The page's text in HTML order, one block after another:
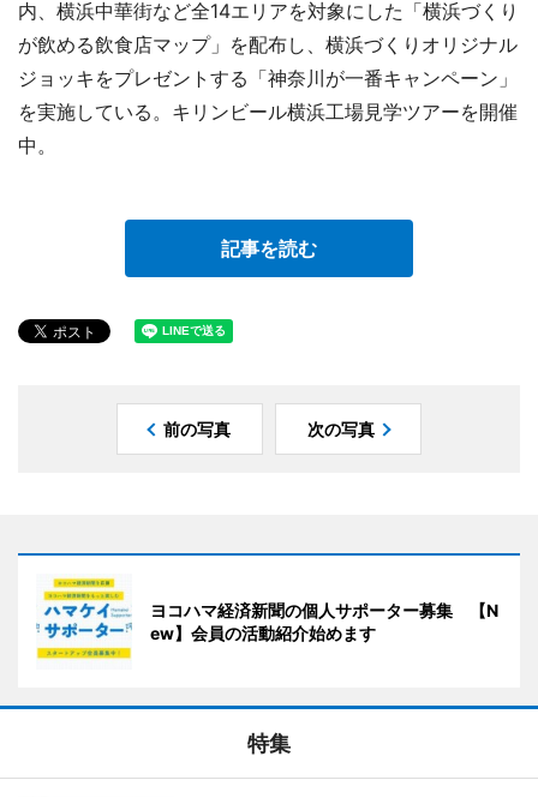
内、横浜中華街など全14エリアを対象にした「横浜づくり
が飲める飲食店マップ」を配布し、横浜づくりオリジナル
ジョッキをプレゼントする「神奈川が一番キャンペーン」
を実施している。キリンビール横浜工場見学ツアーを開催
中。
記事を読む
前の写真 次の写真
ヨコハマ経済新聞の個人サポーター募集 【N
ew】会員の活動紹介始めます
特集